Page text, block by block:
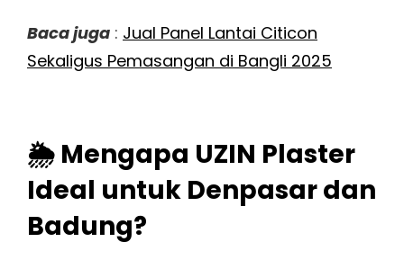
Baca juga : Jual Panel Lantai Citicon
Sekaligus Pemasangan di Bangli 2025
🌦 Mengapa UZIN Plaster
Ideal untuk Denpasar dan
Badung?